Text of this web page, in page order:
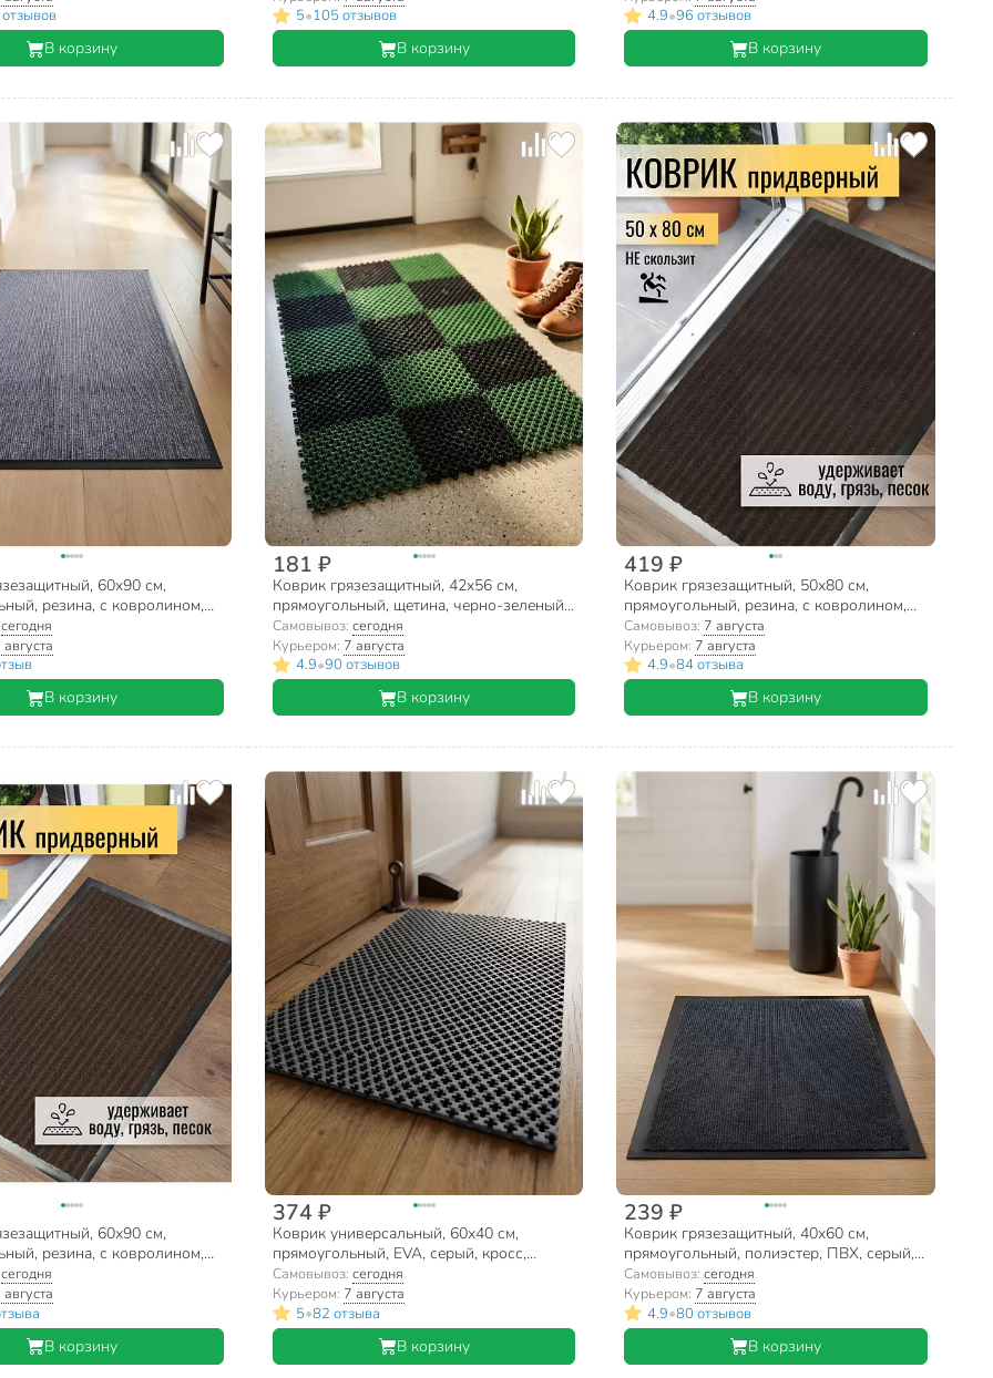
В корзину
5•105 отзывов
В корзину
4.9•96 отзывов
В корзину
60х90 см,
резина, с ковролином,
серый
сегодня
августа
В корзину
181 ₽
Коврик грязезащитный, 42х56 см,
прямоугольный, щетина, черно-зеленый,
71-002
Самовывоз: сегодня
Курьером: 7 августа
4.9•90 отзывов
В корзину
419 ₽
Коврик грязезащитный, 50х80 см,
прямоугольный, резина, с ковролином,
коричневый, Floor mat Комфорт,
ComeForte, XT-3002/ХТL-1004
Самовывоз: 7 августа
Курьером: 7 августа
4.9•84 отзыва
В корзину
60х90 см,
резина, с ковролином,
сегодня
августа
В корзину
374 ₽
Коврик универсальный, 60х40 см,
прямоугольный, EVA, серый, кросс,
УК060040
Самовывоз: сегодня
Курьером: 7 августа
5•82 отзыва
В корзину
239 ₽
Коврик грязезащитный, 40х60 см,
прямоугольный, полиэстер, ПВХ, серый,
Light, Sunstep, 35-501
Самовывоз:сегодня
Курьером: 7 августа
4.9•80 отзывов
В корзину